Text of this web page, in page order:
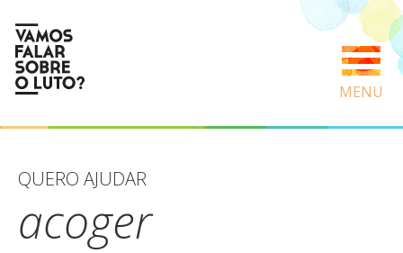
MENU
QUERO AJUDAR
acoger